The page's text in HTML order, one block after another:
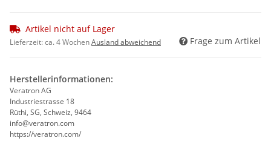
Artikel nicht auf Lager
Lieferzeit:ca. 4 WochenAusland abweichend Frage zum Artikel
Herstellerinformationen:
Veratron AG
Industriestrasse 18
Rüthi, SG, Schweiz, 9464
info@veratron.com
https://veratron.com/